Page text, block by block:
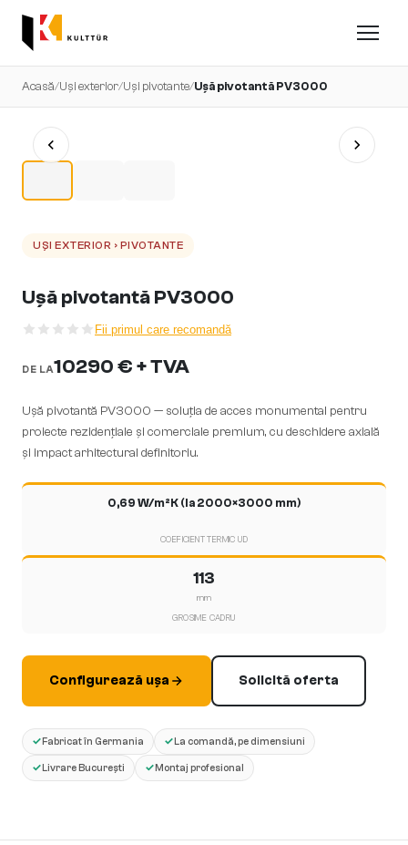
Acasă/Uși exterior/Uși pivotante/Ușă pivotantă PV3000
UȘI EXTERIOR › PIVOTANTE
Ușă pivotantă PV3000
Fii primul care recomandă
DE LA10290 € + TVA
Ușă pivotantă PV3000 — soluția de acces monumental pentru
proiecte rezidențiale și comerciale premium, cu deschidere axială
și impact arhitectural definitoriu.
0,69 W/m²K (la 2000×3000 mm)
COEFICIENT TERMIC UD
113
mm
GROSIME CADRU
Configurează ușa Solicită oferta
✓ Fabricat în Germania ✓ La comandă, pe dimensiuni
✓ Livrare București ✓ Montaj profesional